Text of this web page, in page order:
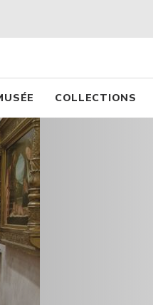
beaux arts
COLLECTIONS